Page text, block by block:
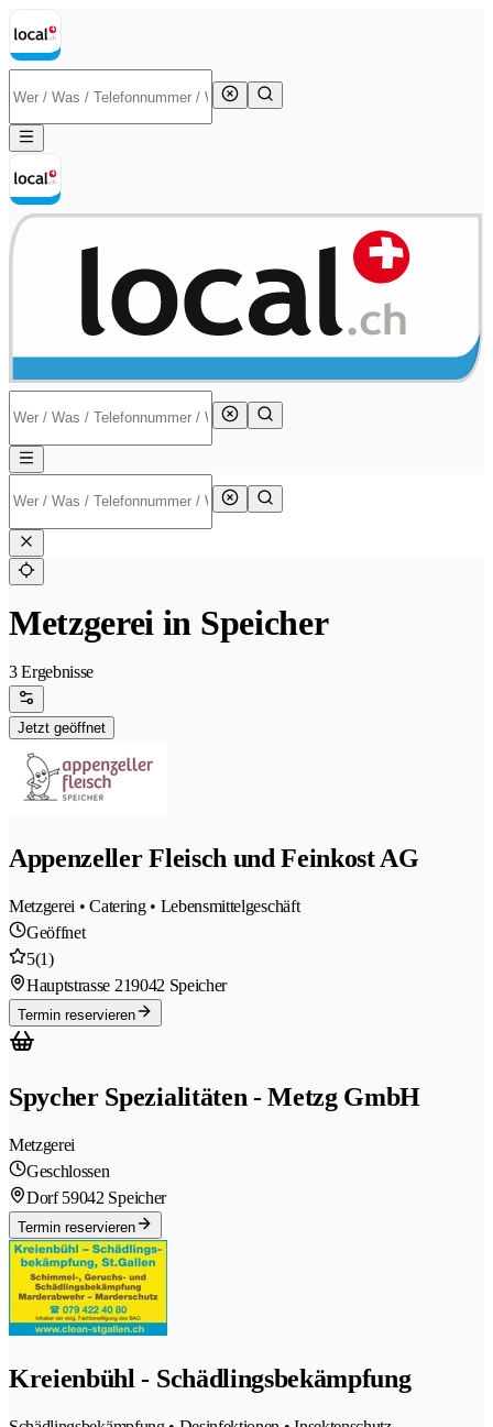
Metzgerei in Speicher
3 Ergebnisse
Jetzt geöffnet
Appenzeller Fleisch und Feinkost AG
Metzgerei • Catering • Lebensmittelgeschäft
Geöffnet
5(1)
Hauptstrasse 219042 Speicher
Termin reservieren
Spycher Spezialitäten - Metzg GmbH
Metzgerei
Geschlossen
Dorf 59042 Speicher
Termin reservieren
Kreienbühl - Schädlingsbekämpfung